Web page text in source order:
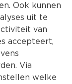
Ook kunnen
uit te
van
accepteert,
Via
welke